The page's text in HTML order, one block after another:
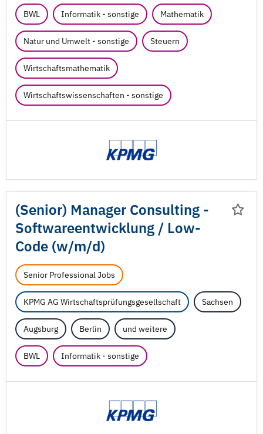
BWL Informatik - sonstige Mathematik
Natur und Umwelt - sonstige Steuern
Wirtschaftsmathematik
Wirtschaftswissenschaften - sonstige
(Senior) Manager Consulting -
Softwareentwicklung / Low-
Code (w/m/d)
Senior Professional Jobs
KPMG AG Wirtschaftsprüfungsgesellschaft Sachsen
Augsburg Berlin und weitere
BWL Informatik - sonstige